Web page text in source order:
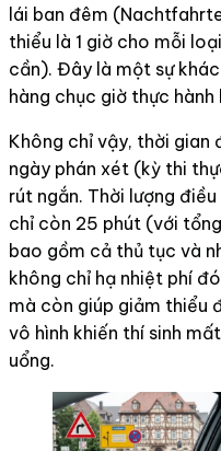
lái ban đêm
thiểu là 1 giờ cho mỗi
cần). Đây là một sự
hàng chục giờ thực
Không chỉ vậy, thời
ngày phán xét (kỳ thi
rút ngắn. Thời lượng
chỉ còn 25 phút (với
bao gồm cả thủ tục và
không chỉ hạ nhiệt phí
mà còn giúp giảm thiểu
vô hình khiến thí sinh
uổng.